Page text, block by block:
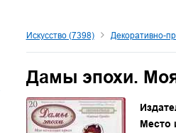
Искусство (7398) Декоративно-
Дамы эпохи.
Место